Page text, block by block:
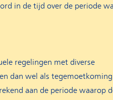
in de tijd over de periode
regelingen met diverse
dan wel als tegemoetkoming
aan de periode waarop